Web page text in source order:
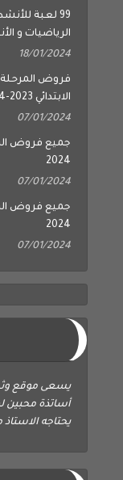
99 لعبة
الرياضيات و
18/01/2024
فروض المرحلة
الابتدائي 2023-2024
07/01/2024
2024
07/01/2024
2024
07/01/2024
يسعى موقع
أساتذة محبين
يحتاجه